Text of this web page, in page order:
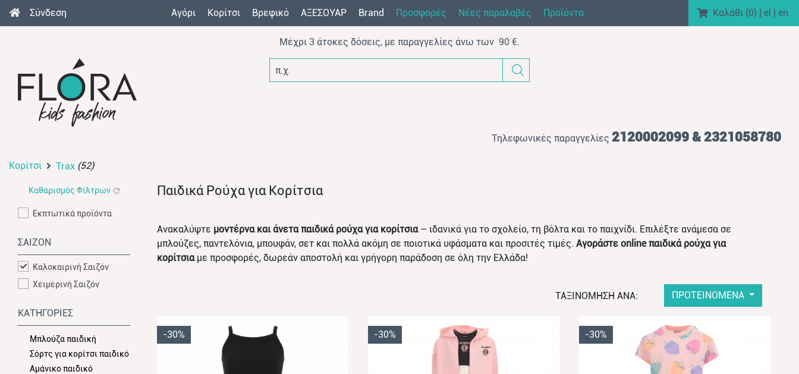
Σύνδεση Αγόρι Κορίτσι Βρεφικό AΞEΣOYAP Brand Προσφορές Νέες παραλαβές Προϊόντα Καλάθι (0) | el | en
Μέχρι 3 άτοκες δόσεις, με παραγγελίες άνω των 90 €.
π.χ. φόρμα βελο
Τηλεφωνικές παραγγελίες 2120002099 & 2321058780
Κορίτσι Trax (52)
Καθαρισμός Φίλτρων
Εκπτωτικά προϊόντα
ΣΑΙΖΟΝ
Καλοκαιρινή Σαιζόν
Χειμερινή Σαιζόν
ΚΑΤΗΓΟΡΙΕΣ
Μπλούζα παιδική
Σόρτς για κορίτσι παιδικό
Αμάνικο παιδικό
Παιδικά Ρούχα για Κορίτσια
Ανακαλύψτε μοντέρνα και άνετα παιδικά ρούχα για κορίτσια– ιδανικά για το σχολείο, τη βόλτα και το παιχνίδι. Επιλέξτε ανάμεσα σε
μπλούζες, παντελόνια, μπουφάν, σετ και πολλά ακόμη σε ποιοτικά υφάσματα και προσιτές τιμές. Αγοράστε online παιδικά ρούχα για
κορίτσιαμε προσφορές, δωρεάν αποστολή και γρήγορη παράδοση σε όλη την Ελλάδα!
ΤΑΞΙΝΟΜΗΣΗ ΑΝΑ: ΠΡΟΤΕΙΝΟΜΕΝΑ
-30% -30% -30%